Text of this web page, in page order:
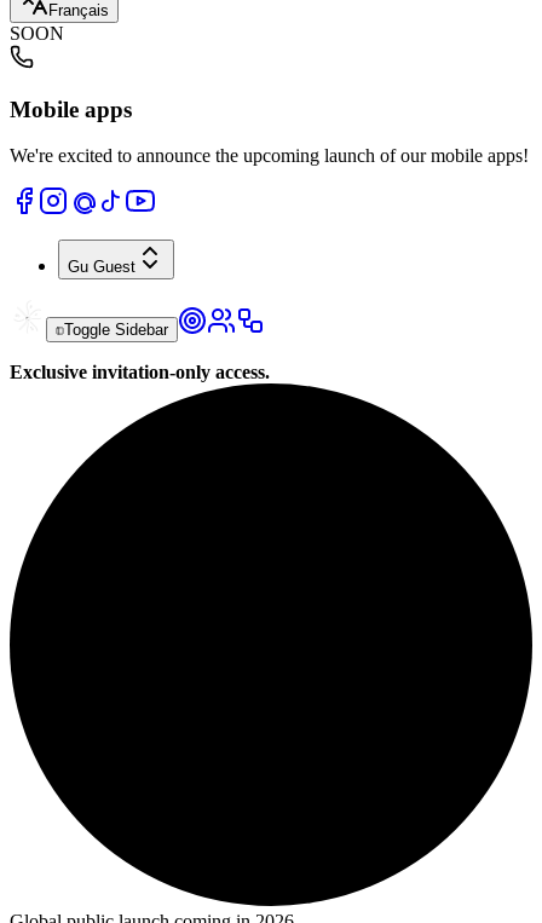
Français
SOON
Mobile apps
We're excited to announce the upcoming launch of our mobile apps!
Gu Guest
Toggle Sidebar
Exclusive invitation-only access.